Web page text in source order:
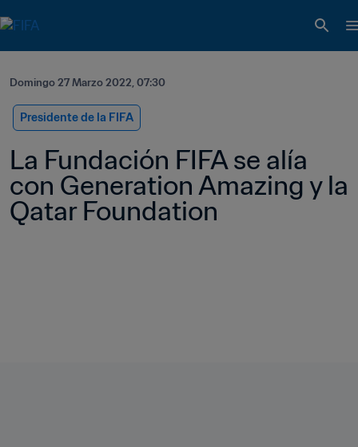
Domingo 27 Marzo 2022, 07:30
Presidente de la FIFA
La Fundación FIFA se alía
con Generation Amazing y la
Qatar Foundation